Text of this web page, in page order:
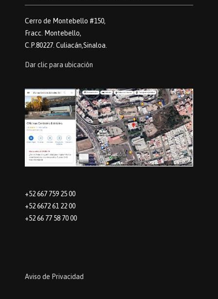
Cerro de Montebello #150,
Fracc. Montebello,
C.P.80227. Culiacán,Sinaloa.
Dar clic para ubicación
+52 667 759 25 00
+52 6672 61 22 00
+52 66 77 58 70 00
Aviso de Privacidad